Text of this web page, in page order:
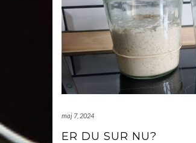
maj 7, 2024
ER DU SUR NU?